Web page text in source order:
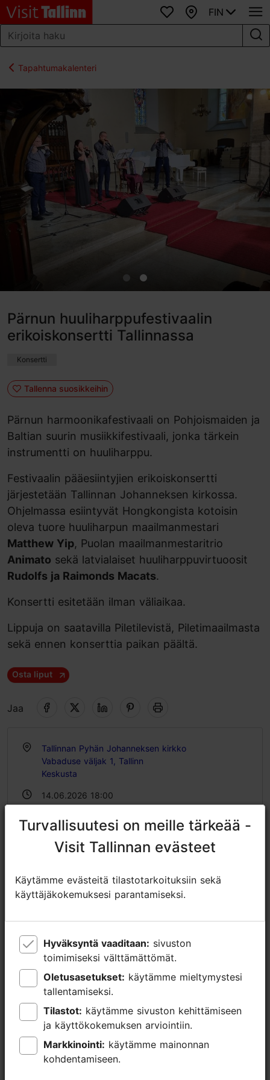
SuosikitKartta
FIN
Tapahtumakalenteri
Pärnun huuliharppufestivaalin
erikoiskonsertti Tallinnassa
Konsertti
Tallenna suosikkeihin
Pärnun harmoonikafestivaali on Pohjoismaiden ja
Baltian suurin musiikkifestivaali, jonka tärkein
instrumentti on huuliharppu.
Festivaalin pääesiintyjien erikoiskonsertti
järjestetään Tallinnan Johanneksen kirkossa.
Ohjelmassa esiintyvät Hongkongista kotoisin
oleva tuore huuliharpun maailmanmestari
Matthew Yip, Puolan maailmanmestaritrio
Animato sekä latvialaiset huuliharppuvirtuoosit
Rudolfs ja Raimonds Macats.
Konsertti esitetään ilman väliaikaa.
Lippuja on saatavilla Piletilevistä, Piletimaailmasta
sekä ennen konserttia paikan päältä.
Osta liput
Jaa
Tallinnan Pyhän Johanneksen kirkko
Vabaduse väljak 1, Tallinn
Keskusta
14.06.2026 18:00
https://www.piccolo.ee/fi/
tallinna.jaani@eelk.ee
Varaa nyt
Turvallisuutesi on meille tärkeää -
Visit Tallinnan evästeet
Käytämme evästeitä tilastotarkoituksiin sekä
käyttäjäkokemuksesi parantamiseksi.
Hyväksyntä vaaditaan:
toimimiseksi välttämättömät.
Oletusasetukset:
tallentamiseksi.
Tilastot:
ja käyttökokemuksen arviointiin.
Markkinointi:
kohdentamiseen.
Turvallisuutesi on meille tärkeää -
Visit Tallinnan evästeet
Käytämme evästeitä tilastotarkoituksiin sekä
käyttäjäkokemuksesi parantamiseksi.
Hyväksyntä vaaditaan:
toimimiseksi välttämättömät.
Oletusasetukset:
tallentamiseksi.
Tilastot:
ja käyttökokemuksen arviointiin.
Markkinointi:
kohdentamiseen.